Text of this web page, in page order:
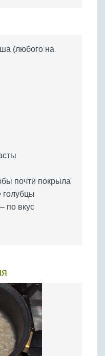
(любого на
почти покрыла
голубцы
по вкус